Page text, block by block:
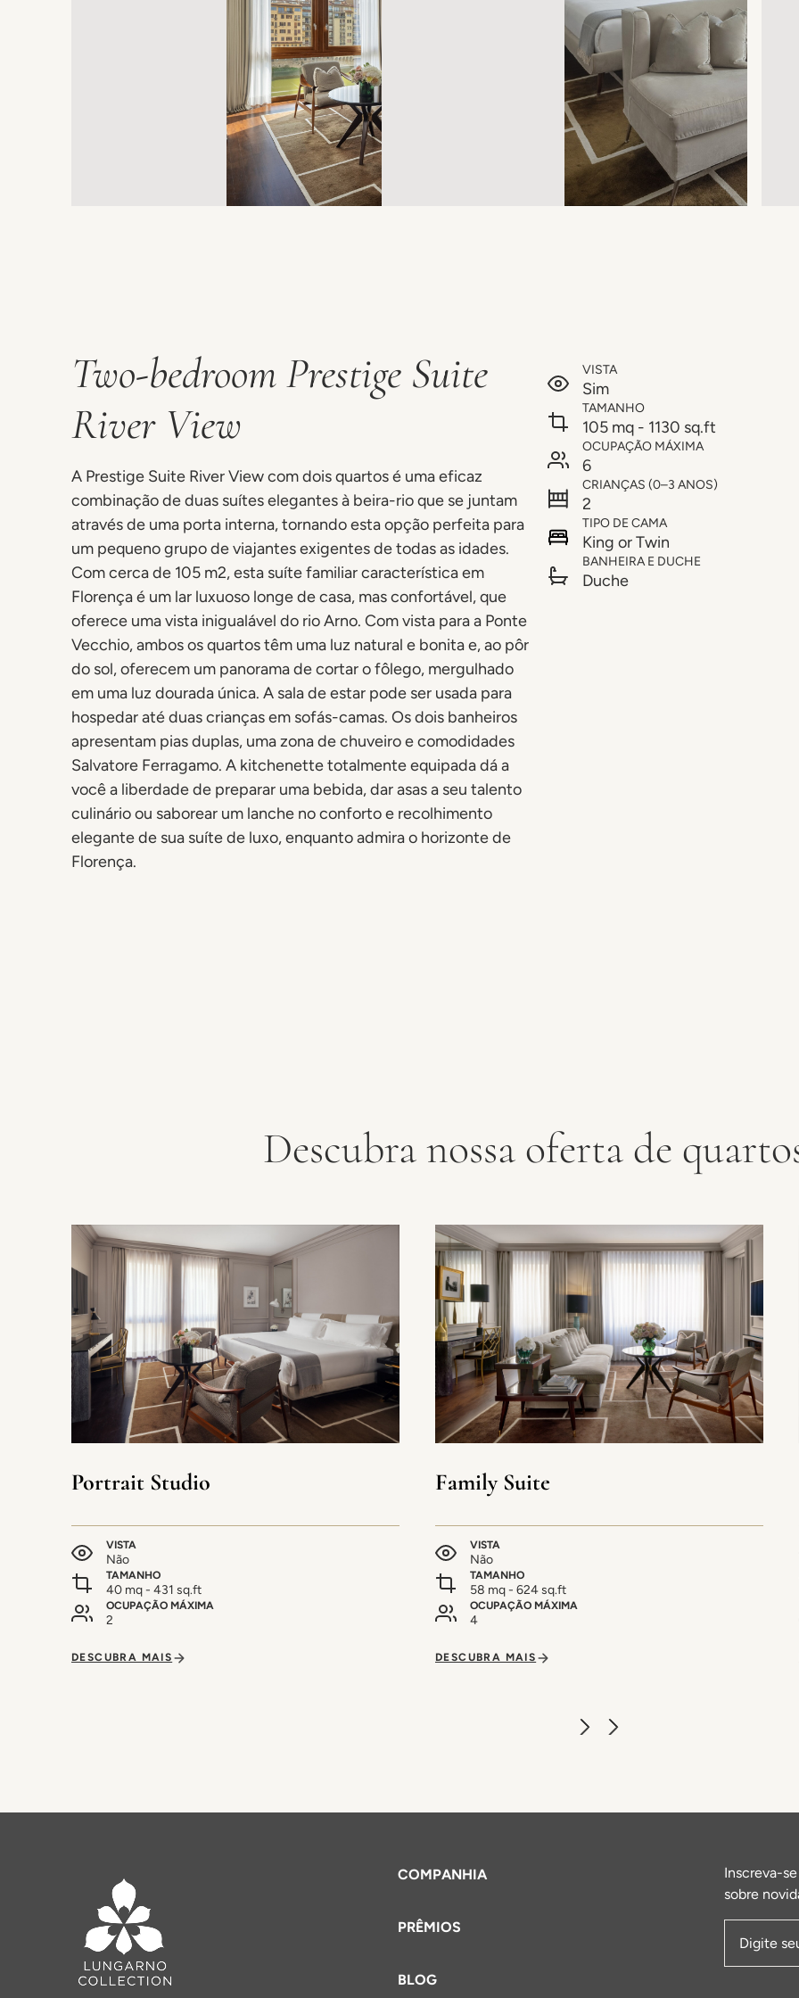
Two-bedroom Prestige Suite
River View
A Prestige Suite River View com dois quartos é uma eficaz
combinação de duas suítes elegantes à beira-rio que se juntam
através de uma porta interna, tornando esta opção perfeita para
um pequeno grupo de viajantes exigentes de todas as idades.
Com cerca de 105 m2, esta suíte familiar característica em
Florença é um lar luxuoso longe de casa, mas confortável, que
oferece uma vista inigualável do rio Arno. Com vista para a Ponte
Vecchio, ambos os quartos têm uma luz natural e bonita e, ao pôr
do sol, oferecem um panorama de cortar o fôlego, mergulhado
em uma luz dourada única. A sala de estar pode ser usada para
hospedar até duas crianças em sofás-camas. Os dois banheiros
apresentam pias duplas, uma zona de chuveiro e comodidades
Salvatore Ferragamo. A kitchenette totalmente equipada dá a
você a liberdade de preparar uma bebida, dar asas a seu talento
culinário ou saborear um lanche no conforto e recolhimento
elegante de sua suíte de luxo, enquanto admira o horizonte de
Florença.
VISTA
Sim
TAMANHO
105 mq - 1130 sq.ft
OCUPAÇÃO MÁXIMA
6
CRIANÇAS (0–3 ANOS)
2
TIPO DE CAMA
King or Twin
BANHEIRA E DUCHE
Duche
Descubra nossa oferta de
Portrait Studio
VISTA
Não
TAMANHO
40 mq - 431 sq.ft
OCUPAÇÃO MÁXIMA
2
DESCUBRA MAIS
Family Suite
VISTA
Não
TAMANHO
58 mq - 624 sq.ft
OCUPAÇÃO MÁXIMA
4
DESCUBRA MAIS
COMPANHIA
PRÊMIOS
BLOG
Inscreva-
sobre
Endereço